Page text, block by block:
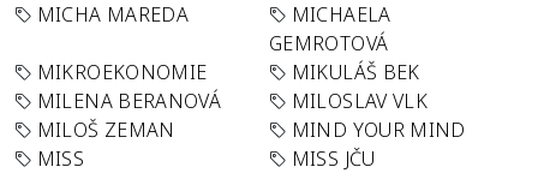
MICHA MAREDA
MICHAELA
GEMROTOVÁ
MIKROEKONOMIE
MIKULÁŠ BEK
MILENA BERANOVÁ
MILOSLAV VLK
MILOŠ ZEMAN
MIND YOUR MIND
MISS
MISS JČU